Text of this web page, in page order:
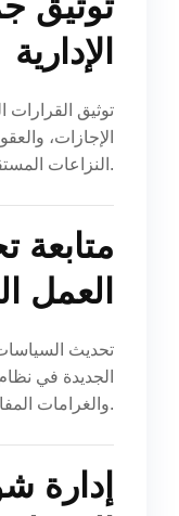
الإدارية
توثيق القرارات
الإجازات،
النزاعات المستقبلية.
العمل
تحديث
الجديدة في
والغرامات المفاجئة.